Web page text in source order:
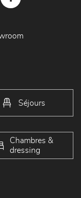
Séjours
Chambres &
dressing